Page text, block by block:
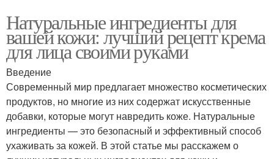
Натуральные ингредиенты для
вашей кожи: лучший рецепт крема
для лица своими руками
Введение
Современный мир предлагает множество косметических
продуктов, но многие из них содержат искусственные
добавки, которые могут навредить коже. Натуральные
ингредиенты — это безопасный и эффективный способ
ухаживать за кожей. В этой статье мы расскажем о